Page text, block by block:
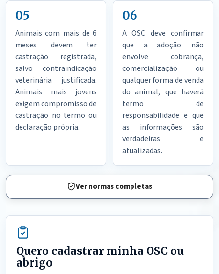
05
Animais com mais de 6
meses devem ter
castração registrada,
salvo contraindicação
veterinária justificada.
Animais mais jovens
exigem compromisso de
castração no termo ou
declaração própria.
06
A OSC deve confirmar
que a adoção não
envolve cobrança,
comercialização ou
qualquer forma de venda
do animal, que haverá
termo de
responsabilidade e que
as informações são
verdadeiras e
atualizadas.
Ver normas completas
Quero cadastrar minha OSC ou
abrigo